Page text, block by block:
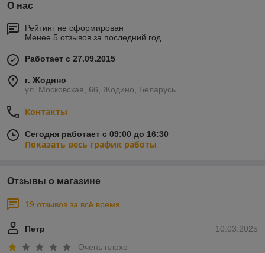
О нас
Рейтинг не сформирован
Менее 5 отзывов за последний год
Работает с 27.09.2015
г. Жодино
ул. Московская, 66, Жодино, Беларусь
Контакты
Сегодня работает с 09:00 до 16:30
Показать весь график работы
Отзывы о магазине
19 отзывов за всё время
10.03.2025
Петр
Очень плохо